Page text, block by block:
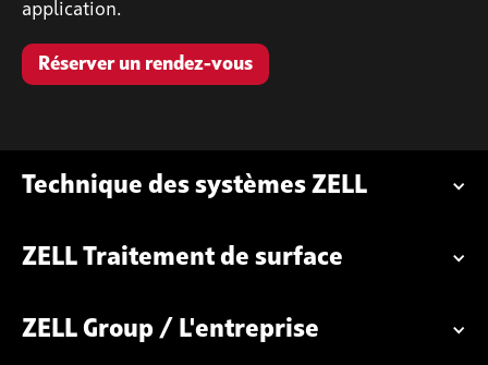
application.
Réserver un rendez-vous
Technique des systèmes ZELL
ZELL Traitement de surface
ZELL Group / L'entreprise